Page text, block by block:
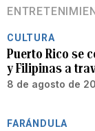
CULTURA
Puerto Rico se
y Filipinas a
8 de agosto de
FARÁNDULA